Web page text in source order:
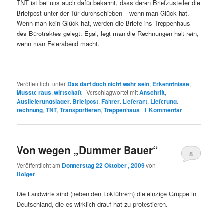
TNT ist bei uns auch dafür bekannt, dass deren Briefzusteller die
Briefpost unter der Tür durchschieben – wenn man Glück hat.
Wenn man kein Glück hat, werden die Briefe ins Treppenhaus
des Bürotraktes gelegt. Egal, legt man die Rechnungen halt rein,
wenn man Feierabend macht.
Veröffentlicht unter Das darf doch nicht wahr sein, Erkenntnisse,
Musste raus,wirtschaft |Verschlagwortet mitAnschrift,
Auslieferungslager, Briefpost,Fahrer, Lieferant, Lieferung,
rechnung,TNT,Transportieren,Treppenhaus |1 Kommentar
Von wegen „Dummer Bauer“
Veröffentlicht am Donnerstag 22 Oktober , 2009von
Holger
8
Die Landwirte sind (neben den Lokführern) die einzige Gruppe in
Deutschland, die es wirklich drauf hat zu protestieren.